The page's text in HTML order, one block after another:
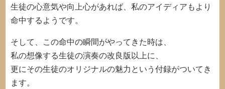
生徒の心意気や向上心があれば、私のアイディアもより
命中するようです。
そして、この命中の瞬間がやってきた時は、
私の想像する生徒の演奏の改良版以上に、
更にその生徒のオリジナルの魅力という付録がついてき
ます。